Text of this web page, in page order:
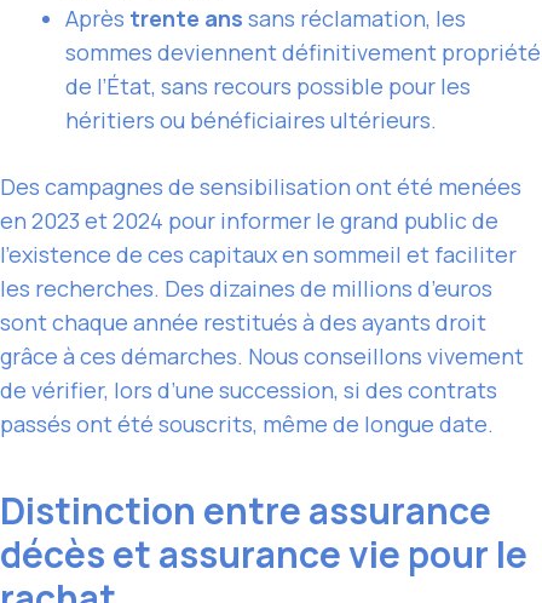
Après trente ans sans réclamation, les
sommes deviennent définitivement propriété
de l’État, sans recours possible pour les
héritiers ou bénéficiaires ultérieurs.
Des campagnes de sensibilisation ont été menées
en 2023 et 2024 pour informer le grand public de
l’existence de ces capitaux en sommeil et faciliter
les recherches. Des dizaines de millions d’euros
sont chaque année restitués à des ayants droit
grâce à ces démarches. Nous conseillons vivement
de vérifier, lors d’une succession, si des contrats
passés ont été souscrits, même de longue date.
Distinction entre assurance
décès et assurance vie pour le